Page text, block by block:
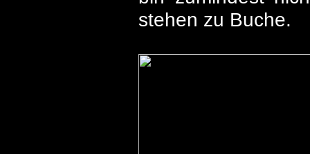
stehen zu Buche.